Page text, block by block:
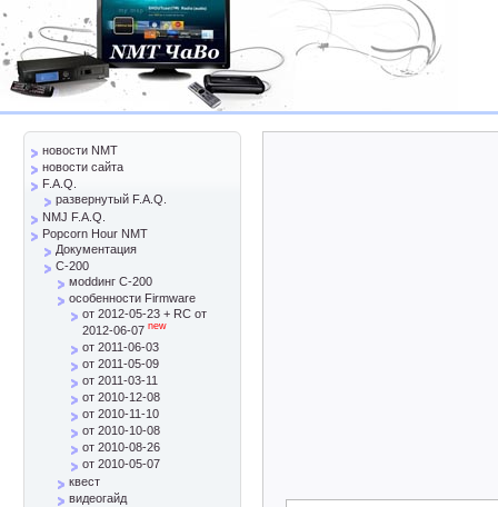
новости NMT
новости сайта
F.A.Q.
развернутый F.A.Q.
NMJ F.A.Q.
Popcorn Hour NMT
Документация
C-200
моddинг C-200
особенности Firmware
от 2012-05-23 + RC от
2012-06-07 new
от 2011-06-03
от 2011-05-09
от 2011-03-11
от 2010-12-08
от 2010-11-10
от 2010-10-08
от 2010-08-26
от 2010-05-07
квест
видеогайд